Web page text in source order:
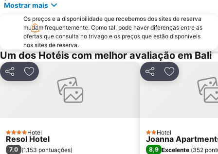
Mostrar mais
Os preços e a disponibilidade que recebemos dos sites de reserva
mudam frequentemente. Como tal, pode haver diferenças entre as
ofertas que consulta no trivago e os preços que estão disponíveis
nos sites de reserva.
Um dos Hotéis com melhor avaliação em Bali
PartilharAdicionar aos favoritos
4 Estrelas
Hotel
Resol Hotel
7,0 (1.153 pontuações)
PartilharAdicionar
2 Estrelas
Hotel
Joanna
8,9 Excelente (352